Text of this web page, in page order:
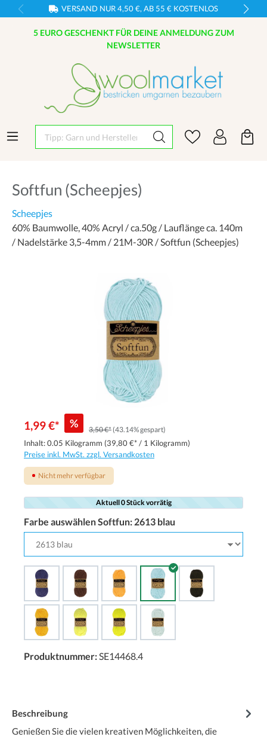
VERSAND NUR 4,50 €, AB 55 € KOSTENLOS
5 EURO GESCHENKT FÜR DEINE ANMELDUNG ZUM
NEWSLETTER
Tipp: Garn und Hersteller eingeben
Softfun (Scheepjes)
Scheepjes
60% Baumwolle, 40% Acryl / ca.50g / Lauflänge ca. 140m
/ Nadelstärke 3,5-4mm / 21M-30R / Softfun (Scheepjes)
1,99 €* % 3,50 €*(43.14% gespart)
Inhalt:0.05 Kilogramm (39,80 €* / 1 Kilogramm)
Preise inkl. MwSt. zzgl. Versandkosten
Nicht mehr verfügbar
Aktuell 0 Stück vorrätig
Farbe auswählen Softfun: 2613 blau
Produktnummer: SE14468.4
Beschreibung
Genießen Sie die vielen kreativen Möglichkeiten, die